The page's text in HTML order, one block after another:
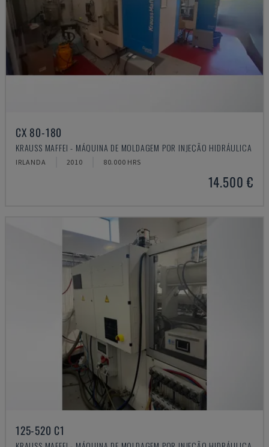
CX 80-180
KRAUSS MAFFEI - MÁQUINA DE MOLDAGEM POR INJEÇÃO HIDRÁULICA
IRLANDA 2010 80.000 HRS
14.500 €
125-520 C1